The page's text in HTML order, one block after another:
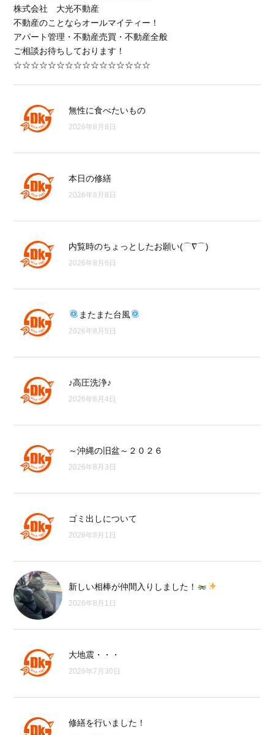
株式会社 大光不動産
不動産のことならオールマイティー！
アパート管理・不動産売買・不動産全般
ご相談お待ちしております！
☆☆☆☆☆☆☆☆☆☆☆☆☆☆☆☆
無性に食べたいもの
2026年8月8日
本日の修繕
2026年8月8日
内覧時のちょっとしたお願い(⌒∇⌒)
2026年8月6日
またまた台風
2026年8月5日
♪高圧洗浄♪
2026年8月4日
～沖縄の旧盆～２０２６
2026年8月3日
ゴミ出しについて
2026年8月1日
新しい相棒が仲間入りしました！
2026年8月1日
大地震・・・
2026年7月30日
修繕を行いました！